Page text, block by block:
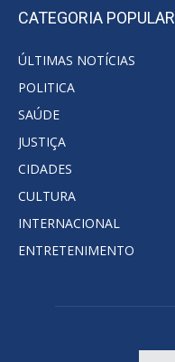
CATEGORIA POPULAR
ÚLTIMAS NOTÍCIAS
POLITICA
SAÚDE
JUSTIÇA
CIDADES
CULTURA
INTERNACIONAL
ENTRETENIMENTO